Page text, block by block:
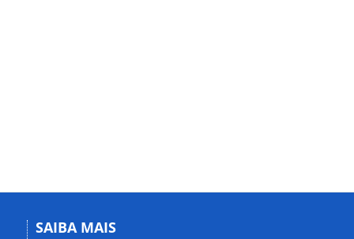
SAIBA MAIS